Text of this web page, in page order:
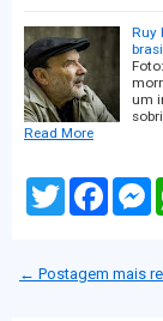
Ruy
um
Read More
T
w
e
F
o
M
n
← Postagem mais